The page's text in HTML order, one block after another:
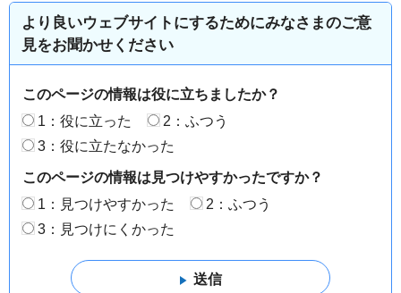
より良いウェブサイトにするためにみなさまのご意
見をお聞かせください
このページの情報は役に立ちましたか？
1：役に立った
2：ふつう
3：役に立たなかった
このページの情報は見つけやすかったですか？
1：見つけやすかった
2：ふつう
3：見つけにくかった